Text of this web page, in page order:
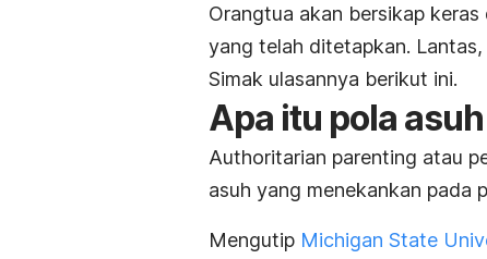
Orangtua akan bersikap
yang telah ditetapkan.
Simak ulasannya berikut ini.
Apa itu pola
Authoritarian parenting atau
asuh yang menekankan pada
Mengutip Michigan State